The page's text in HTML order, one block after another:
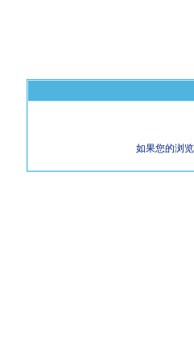
如果您的浏